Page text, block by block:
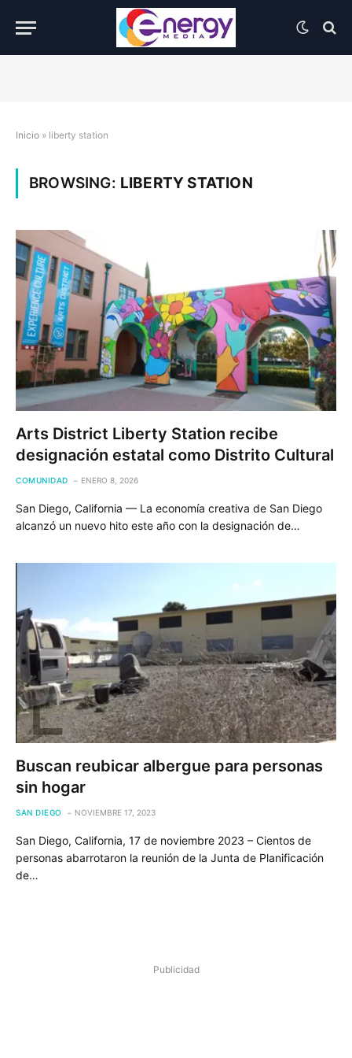
Inicio » liberty station
BROWSING: LIBERTY STATION
Arts District Liberty Station recibe
designación estatal como Distrito Cultural
COMUNIDAD ENERO 8, 2026
San Diego, California — La economía creativa de San Diego
alcanzó un nuevo hito este año con la designación de…
Buscan reubicar albergue para personas
sin hogar
SAN DIEGO NOVIEMBRE 17, 2023
San Diego, California, 17 de noviembre 2023 – Cientos de
personas abarrotaron la reunión de la Junta de Planificación
de…
Publicidad